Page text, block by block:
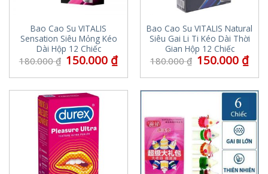
Bao Cao Su VITALIS
Sensation Siêu Mỏng Kéo
Dài Hộp 12 Chiếc
180.000₫ 150.000 ₫
Bao Cao Su VITALIS Natural
Siêu Gai Li Ti Kéo Dài Thời
Gian Hộp 12 Chiếc
180.000₫ 150.000 ₫